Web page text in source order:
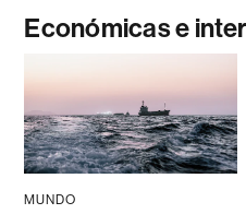
Económicas e
MUNDO